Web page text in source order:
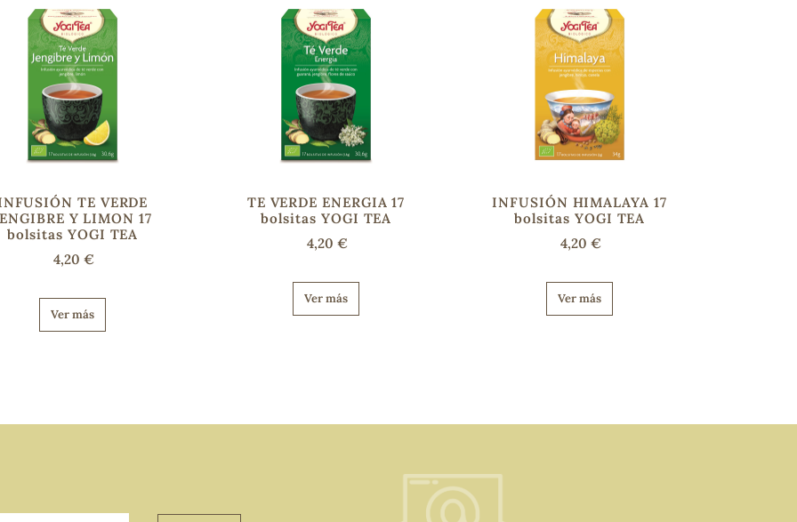
¿No encuentras tu producto?
contáctanos
y lo encontraremos
TE VERDE
Y LIMON 17
bolsitas YOGI TEA
4,20 €
Ver más
TE VERDE ENERGIA 17
bolsitas YOGI TEA
4,20 €
Ver más
INFUSIÓN HIMALAYA 17
bolsitas YOGI TEA
4,20 €
Ver más